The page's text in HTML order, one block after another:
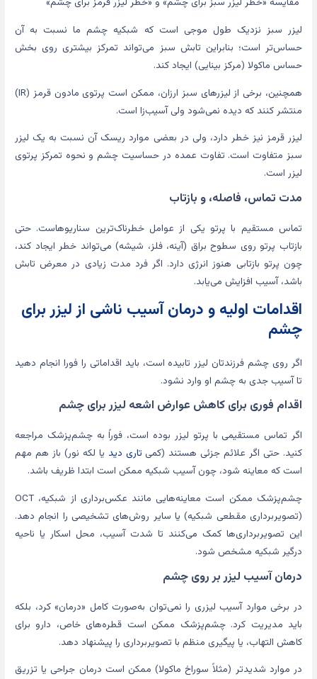
لیزر سبز نزدیک طول موجی است که شبکیه چشم ما نسبت به آن
حساس‌تر است؛ بنابراین تابش سبز می‌تواند تمرکز بیشتری روی بخش
حساس ماکولا (مرکز بینایی) ایجاد کند.
همچنین، برخی از لیزرهای سبز ارزان، ممکن است پرتوی مادون قرمز (IR)‌
منتشر کنند که دیده نمی‌شود ولی آسیب‌زا است.
لیزر قرمز نیز خطر دارد، ولی در بعضی موارد ریسک‌ آن نسبت به یک لیزر
سبز متفاوت است. تفاوت عمده در حساسیت چشم و نحوه تمرکز پرتوی
لیزر است.
مدت تماس، فاصله، و بازتاب
تماس مستقیم با پرتو یکی از عوامل خطرناک‌ترین سناریوهاست. حتی
بازتاب پرتو روی سطوح براق (آینه، فلز، شیشه) می‌تواند خطر ایجاد کند،
چون پرتو بازتابی هنوز انرژی دارد. اگر فرد مدت زیادی در معرض تابش
باشد، آسیب افزایش می‌یابد.
اقدامات اولیه و درمان آسیب ناشی از لیزر برای
چشم
اگر روی چشم فرزندتان لیزر تابیده است، باید اقداماتی را فورا انجام دهید
تا آسیب جدی به چشم او وارد نشود.
اقدام فوری برای کاهش عوارض اشعه لیزر برای چشم
اگر تماس مستقیمی با پرتو لیزر بوده است، فوراً به چشم‌پزشک مراجعه
کنید. حتی اگر علائم جزئی هستند (کمی تاری دید یا لکه نور) باز هم مهم
است که معاینه شود، چون آسیب شبکیه ممکن است ابتدا ظریف باشد.
چشم‌پزشک ممکن است معاینه‌هایی مانند عکس‌برداری از شبکیه، OCT
(تصویربرداری مقطعی شبکیه) یا سایر روش‌های تشخیصی را انجام دهد.
این تصویربرداری‌ها کمک می‌کنند تا شدت آسیب، محل اسکار یا ناحیه
درگیر شبکیه مشخص شود.
درمان آسیب لیزر بر روی چشم
در برخی موارد آسیب لیزری را نمی‌توان به‌صورت کامل «درمان» کرد، بلکه
باید مدیریت کرد. چشم‌پزشک ممکن است قطره‌های خاص، دارو برای
کاهش التهاب، یا پیگیری منظم با تصویربرداری را پیشنهاد دهد.
در موارد شدیدتر (مثلاً سوراخ ماکولا) ممکن است درمان جراحی یا تزریق